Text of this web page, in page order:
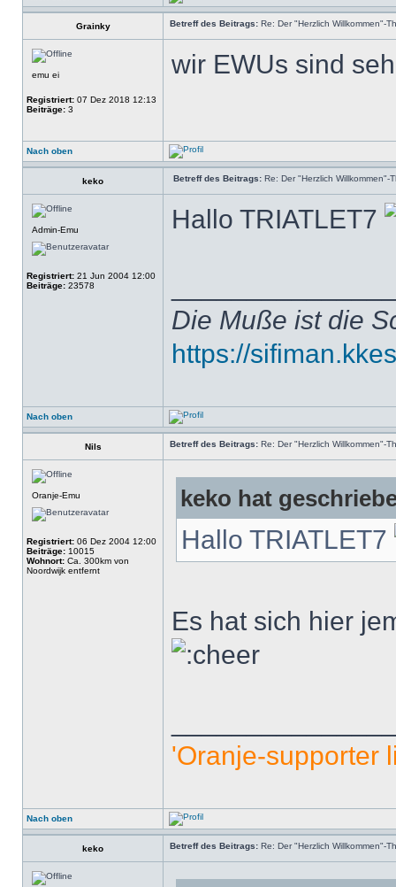
Grainky Betreff des Beitrags: Re: Der "Herzlich Willkommen"-
emu ei
Registriert: 07 Dez 2018 12:13
Beiträge: 3
wir EWUs sind
Nach oben
keko Betreff des Beitrags: Re: Der "Herzlich Willkommen"-
Admin-Emu
Registriert: 21 Jun 2004 12:00
Beiträge: 23578
Hallo TRIATLET7
Die Muße ist die
https://
Nach oben
Nils Betreff des Beitrags: Re: Der "Herzlich Willkommen"-
Oranje-Emu
Registriert: 06 Dez 2004 12:00
Beiträge: 10015
Wohnort: Ca. 300km von
Noordwijk entfernt
keko hat
Hallo TRIATLET7
Es hat sich hier
'Oranje-supporter
Nach oben
keko Betreff des Beitrags: Re: Der "Herzlich Willkommen"-